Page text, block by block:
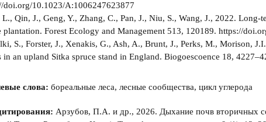
doi.org/10.1023/A:1006247623877
L., Qin, J., Geng, Y., Zhang, C., Pan, J., Niu, S., Wang, J., 2022.
plantation. Forest Ecology and Management 513, 120189. https://
S., Forster, J., Xenakis, G., Ash, A., Brunt, J., Perks, M., Morison,
in an upland Sitka spruce stand in England. Biogoescoence 18,
слова: бореальные леса, лесные сообщества, цикл углерода
Арзубов, П.А. и др., 2026. Дыхание почв вторичных